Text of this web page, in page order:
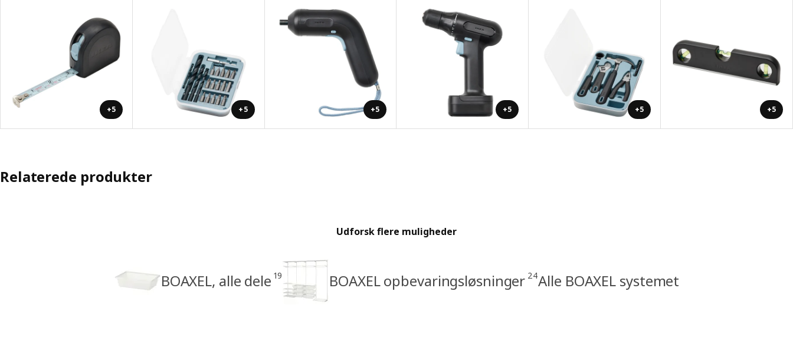
+5 +5 +5 +5 +5 +5
Relaterede produkter
Udforsk flere muligheder
BOAXEL, alle dele 19 BOAXEL opbevaringsløsninger 24Alle BOAXEL systemet